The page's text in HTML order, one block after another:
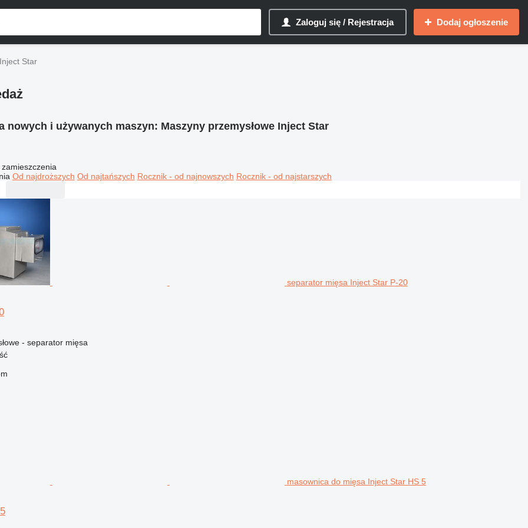
Zaloguj się / Rejestracja Dodaj ogłoszenie
Star
nowych i używanych maszyn: Maszyny przemysłowe Inject Star
zamieszczenia
Od najdroższych Od najtańszych Rocznik - od najnowszych Rocznik - od najstarszych
separator mięsa Inject Star P-20
- separator mięsa
masownica do mięsa Inject Star HS 5